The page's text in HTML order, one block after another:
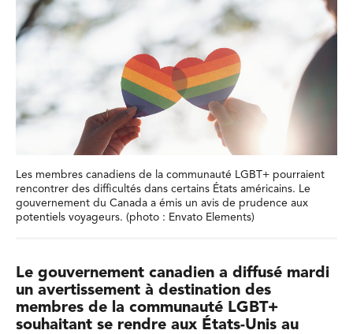
Les membres canadiens de la communauté LGBT+ pourraient
rencontrer des difficultés dans certains États américains. Le
gouvernement du Canada a émis un avis de prudence aux
potentiels voyageurs. (photo : Envato Elements)
Le gouvernement canadien a diffusé mardi
un avertissement à destination des
membres de la communauté LGBT+
souhaitant se rendre aux États-Unis au